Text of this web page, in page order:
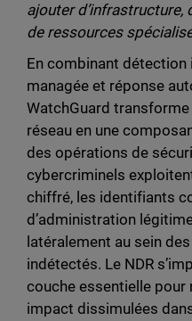
ajouter d’infrastructure,
de ressources
En combinant détection
managée et réponse
WatchGuard
réseau en une
des opérations de
cybercriminels
chiffré, les identifiants
d’administration
latéralement au sein
indétectés. Le NDR
couche essentielle pour
impact dissimulées